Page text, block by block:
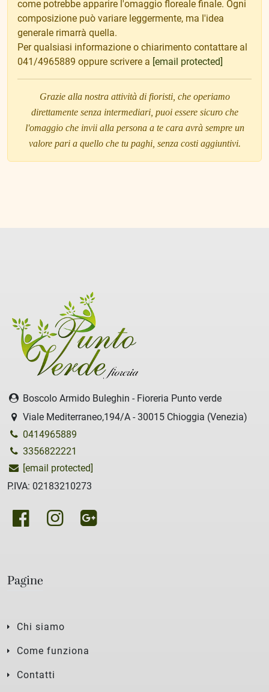
come potrebbe apparire l'omaggio floreale finale. Ogni
composizione può variare leggermente, ma l'idea
generale rimarrà quella.
Per qualsiasi informazione o chiarimento contattare al
041/4965889 oppure scrivere a [email protected]
Grazie alla nostra attività di fioristi, che operiamo
direttamente senza intermediari, puoi essere sicuro che
l'omaggio che invii alla persona a te cara avrà sempre un
valore pari a quello che tu paghi, senza costi aggiuntivi.
Boscolo Armido Buleghin - Fioreria Punto verde
Viale Mediterraneo,194/A - 30015 Chioggia (Venezia)
0414965889
3356822221
[email protected]
P.IVA: 02183210273
Pagine
Chi siamo
Come funziona
Contatti